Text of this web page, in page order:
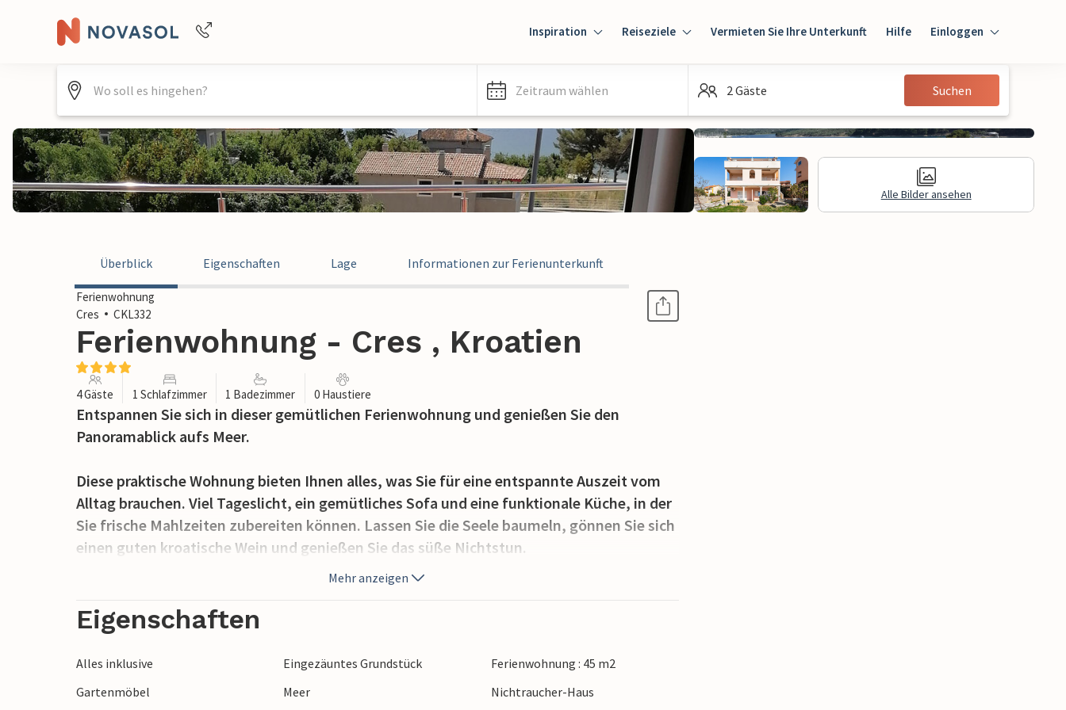
Inspiration Reiseziele Vermieten Sie Ihre Unterkunft Hilfe Einloggen
Einloggen
Gast
Zeitraum wählen 2 Gäste Suchen
Alle Bilder ansehen
Überblick Eigenschaften Lage Informationen zur Ferienunterkunft
Ferienwohnung
Cres
CKL332
Ferienwohnung - Cres , Kroatien
4 Gäste 1 Schlafzimmer 1 Badezimmer 0 Haustiere
Entspannen Sie sich in dieser gemütlichen Ferienwohnung und genießen Sie den
Panoramablick aufs Meer.
Diese praktische Wohnung bieten Ihnen alles, was Sie für eine entspannte Auszeit vom
Alltag brauchen. Viel Tageslicht, ein gemütliches Sofa und eine funktionale Küche, in der
Sie frische Mahlzeiten zubereiten können. Lassen Sie die Seele baumeln, gönnen Sie sich
einen guten kroatische Wein und genießen Sie das süße Nichtstun.
Morgens wachen Sie mit Sonnenschein auf und starten in einen Tag voller Möglichkeiten.
Treten Sie mit einer duftenden Tasse Kaffee hinaus auf den Balkon und atmen Sie die
frische Meeresbriese ein. Genießen Sie ein leichtes Frühstück und schmieden Sie Pläne
für den kommenden Urlaubstag.
Erleben Sie die ursprüngliche Natur der Insel Cres bei Spaziergängen durch die duftende
Mehr anzeigen
Eigenschaften
Alles inklusive Eingezäuntes Grundstück
Ferienwohnung : 45 m2
Gartenmöbel
Meer
Nichtraucher-Haus